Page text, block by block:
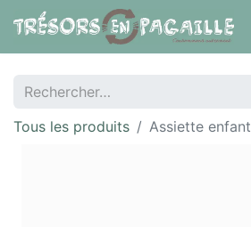
Tous les produits Assiette enfant